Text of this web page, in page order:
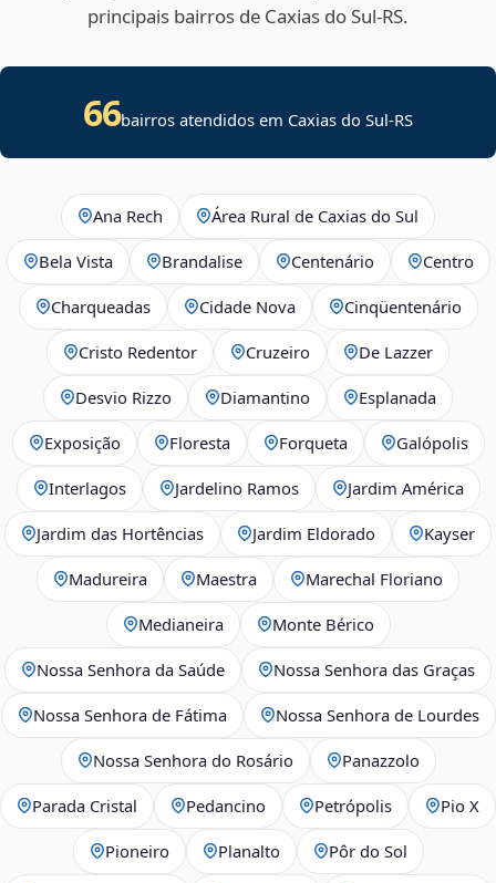
principais bairros de Caxias do Sul‑RS.
66bairros atendidos em Caxias do Sul-RS
Ana Rech Área Rural de Caxias do Sul
Bela Vista Brandalise Centenário Centro
Charqueadas Cidade Nova Cinqüentenário
Cristo Redentor Cruzeiro De Lazzer
Desvio Rizzo Diamantino Esplanada
Exposição Floresta Forqueta Galópolis
Interlagos Jardelino Ramos Jardim América
Jardim das Hortências Jardim Eldorado Kayser
Madureira Maestra Marechal Floriano
Medianeira Monte Bérico
Nossa Senhora da Saúde Nossa Senhora das Graças
Nossa Senhora de Fátima Nossa Senhora de Lourdes
Nossa Senhora do Rosário Panazzolo
Parada Cristal Pedancino Petrópolis Pio X
Pioneiro Planalto Pôr do Sol